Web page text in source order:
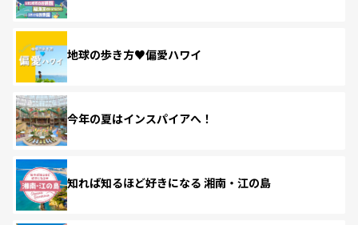
地球の歩き方♥偏愛ハワイ
今年の夏はインスパイアへ！
知れば知るほど好きになる 湘南・江の島